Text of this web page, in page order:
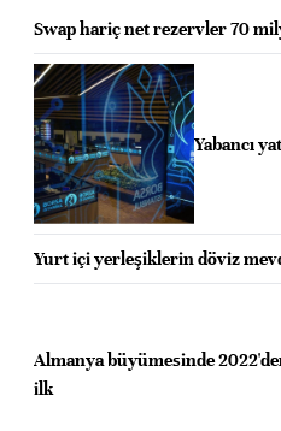
Swap hariç net rezervler 70
Yabancı
Yurt içi yerleşiklerin döviz
Almanya büyümesinde
ilk